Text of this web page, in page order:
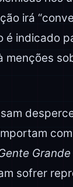
irá
é indicado
menções
Grande
sofrer